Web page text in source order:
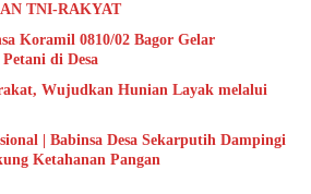
TNI-RAKYAT
Koramil 0810/02 Bagor Gelar
di Desa
Wujudkan Hunian Layak melalui
| Babinsa Desa Sekarputih Dampingi
Ketahanan Pangan